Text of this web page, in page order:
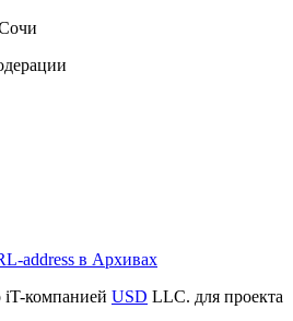
address в Архивах
iT-компанией USD LLC. для проекта